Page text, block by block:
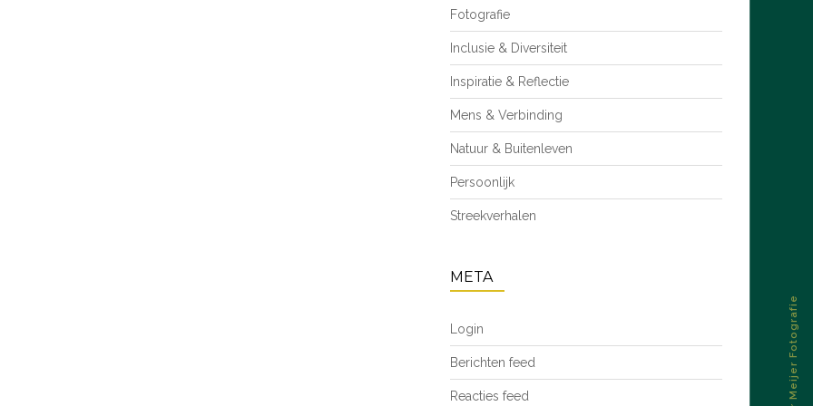
Fotografie
Inclusie & Diversiteit
Inspiratie & Reflectie
Mens & Verbinding
Natuur & Buitenleven
Persoonlijk
Streekverhalen
META
Login
Berichten feed
Reacties feed